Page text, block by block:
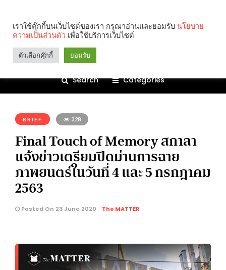
Search Categories
BRIEF 328
Final Touch of Memory สกาลา
แจ้งข่าวเตรียมปิดม่านการฉาย
ภาพยนตร์ในวันที่ 4 และ 5 กรกฎาคม
2563
Posted On 23 June 2020 The MATTER
เราใช้คุ๊กกี้บนเว็บไซต์ของเรา กรุณาอ่านและยอมรับ นโยบาย
ความเป็นส่วนตัว เพื่อใช้บริการเว็บไซต์
ตัวเลือกคุ๊กกี้ ยอมรับ